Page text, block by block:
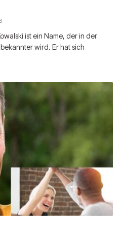
ist ein Name, der in der
wird. Er hat sich